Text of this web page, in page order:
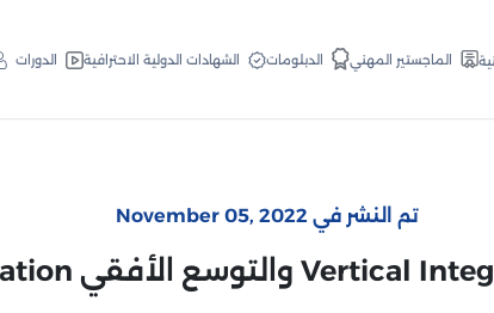
الماجستير المهني الدبلومات الشهادات الدولية الاحترافية الدورات
تم النشر في November 05, 2022